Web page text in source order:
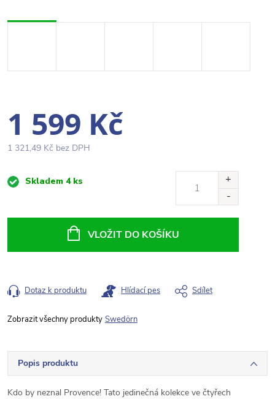
1 599 Kč
1 321,49 Kč bez DPH
MěrnáSkladem 4 ks
VLOŽIT DO KOŠÍKU
Dotaz k produktu Hlídací pes Sdílet
Swedörn
Popis produktu
Kdo by neznal Provence! Tato jedinečná kolekce ve čtyřech